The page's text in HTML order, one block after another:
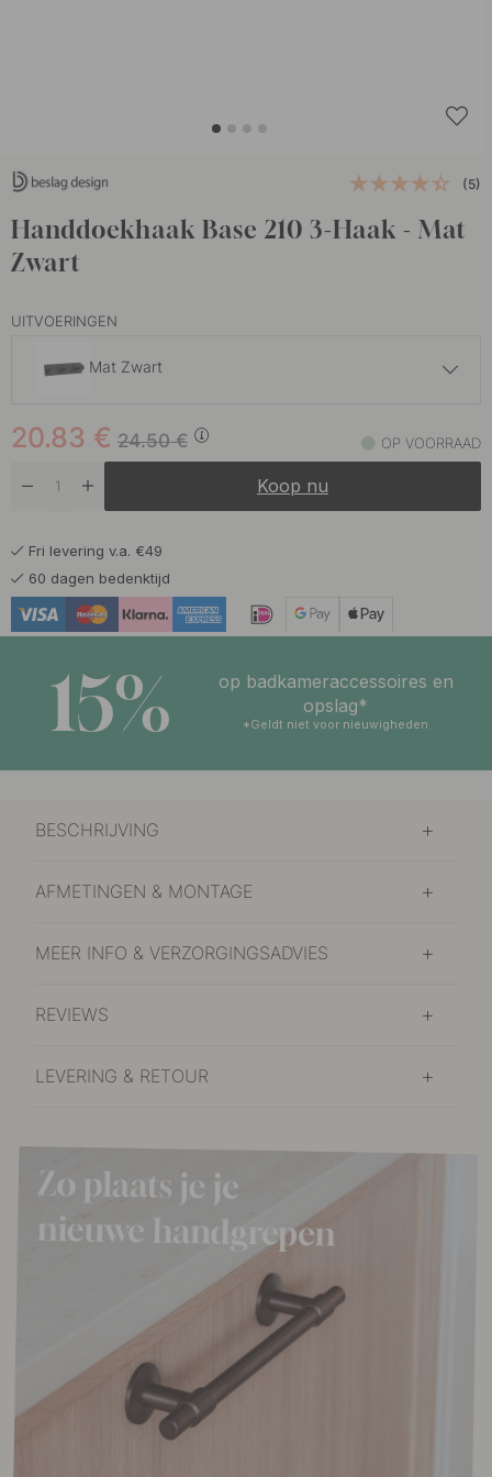
(5)
Handdoekhaak Base 210 3-Haak - Mat
Zwart
UITVOERINGEN
Mat Zwart
Chroom Op voorraad
Op voorraad
Gepolijst Messing
24.50€
20.83 € OP VOORRAAD
Koop nu
Fri levering v.a. €49
60 dagen bedenktijd
15%
op badkameraccessoires en
opslag*
*Geldt niet voor nieuwigheden
BESCHRIJVING
AFMETINGEN & MONTAGE
MEER INFO & VERZORGINGSADVIES
REVIEWS
LEVERING & RETOUR